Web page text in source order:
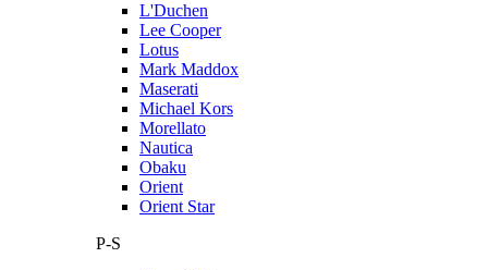
L'Duchen
Lee Cooper
Lotus
Mark Maddox
Maserati
Michael Kors
Morellato
Nautica
Obaku
Orient
Orient Star
P-S